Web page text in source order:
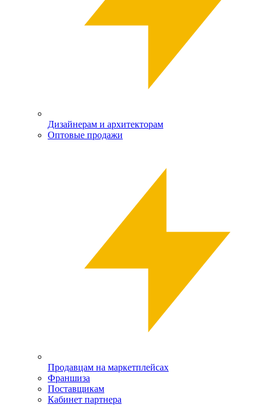
Дизайнерам и архитекторам
Оптовые продажи
Продавцам на маркетплейсах
Франшиза
Поставщикам
Кабинет партнера